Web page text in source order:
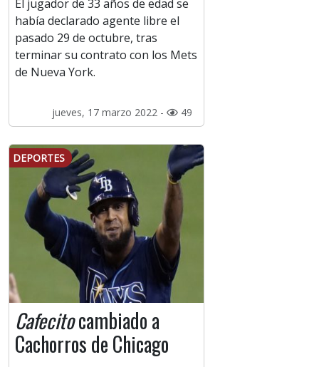
El jugador de 33 años de edad se
había declarado agente libre el
pasado 29 de octubre, tras
terminar su contrato con los Mets
de Nueva York.
jueves, 17 marzo 2022 - 49
DEPORTES
Cafecitocambiado a
Cachorros de Chicago